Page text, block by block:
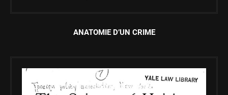
ANATOMIE D’UN CRIME